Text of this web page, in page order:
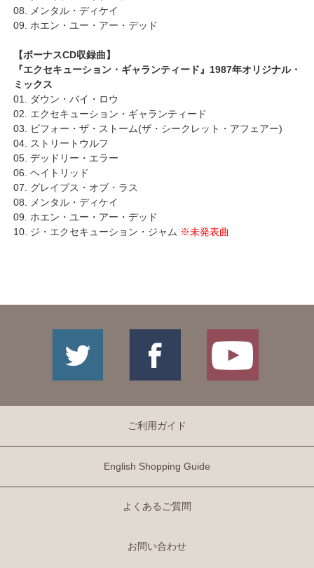
08. メンタル・ディケイ
09. ホエン・ユー・アー・デッド
【ボーナスCD収録曲】
『エクセキューション・ギャランティード』1987年オリジナル・
ミックス
01. ダウン・バイ・ロウ
02. エクセキューション・ギャランティード
03. ビフォー・ザ・ストーム(ザ・シークレット・アフェアー)
04. ストリートウルフ
05. デッドリー・エラー
06. ヘイトリッド
07. グレイプス・オブ・ラス
08. メンタル・ディケイ
09. ホエン・ユー・アー・デッド
10. ジ・エクセキューション・ジャム ※未発表曲
ご利用ガイド
English Shopping Guide
よくあるご質問
お問い合わせ